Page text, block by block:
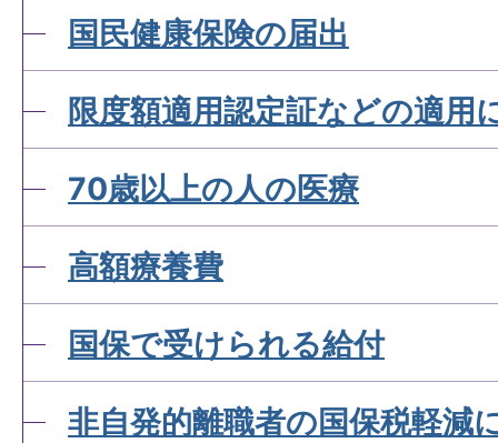
国民健康保険の届出
限度額適用認定証などの適用
70歳以上の人の医療
高額療養費
国保で受けられる給付
非自発的離職者の国保税軽減